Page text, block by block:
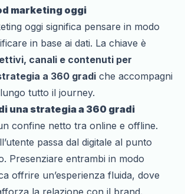
marketing oggi
oggi significa pensare in modo
in base ai dati. La chiave è
canali e contenuti per
a 360 gradi che accompagni
tutto il journey.
una strategia a 360 gradi
confine netto tra online e offline.
passa dal digitale al punto
Presenziare entrambi in modo
offrire un’esperienza fluida, dove
la relazione con il brand.